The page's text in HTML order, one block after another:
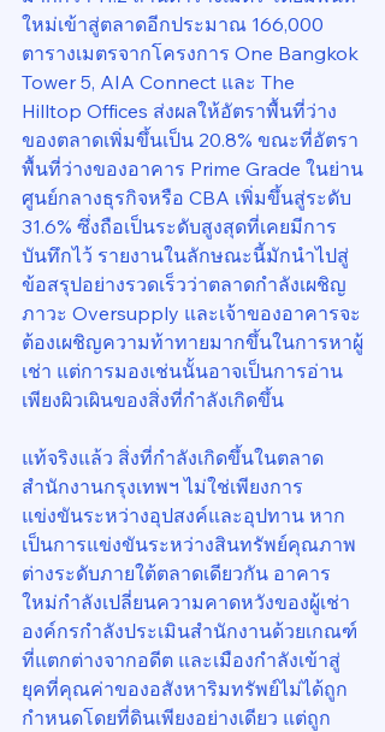
ใหม่เข้าสู่ตลาดอีกประมาณ 166,000
ตารางเมตรจากโครงการ One Bangkok
Tower 5, AIA Connect และ The
Hilltop Offices ส่งผลให้อัตราพื้นที่ว่าง
ของตลาดเพิ่มขึ้นเป็น 20.8% ขณะที่อัตรา
พื้นที่ว่างของอาคาร Prime Grade ในย่าน
ศูนย์กลางธุรกิจหรือ CBA เพิ่มขึ้นสู่ระดับ
31.6% ซึ่งถือเป็นระดับสูงสุดที่เคยมีการ
บันทึกไว้ รายงานในลักษณะนี้มักนำไปสู่
ข้อสรุปอย่างรวดเร็วว่าตลาดกำลังเผชิญ
ภาวะ Oversupply และเจ้าของอาคารจะ
ต้องเผชิญความท้าทายมากขึ้นในการหาผู้
เช่า แต่การมองเช่นนั้นอาจเป็นการอ่าน
เพียงผิวเผินของสิ่งที่กำลังเกิดขึ้น
แท้จริงแล้ว สิ่งที่กำลังเกิดขึ้นในตลาด
สำนักงานกรุงเทพฯ ไม่ใช่เพียงการ
แข่งขันระหว่างอุปสงค์และอุปทาน หาก
เป็นการแข่งขันระหว่างสินทรัพย์คุณภาพ
ต่างระดับภายใต้ตลาดเดียวกัน อาคาร
ใหม่กำลังเปลี่ยนความคาดหวังของผู้เช่า
องค์กรกำลังประเมินสำนักงานด้วยเกณฑ์
ที่แตกต่างจากอดีต และเมืองกำลังเข้าสู่
ยุคที่คุณค่าของอสังหาริมทรัพย์ไม่ได้ถูก
กำหนดโดยที่ดินเพียงอย่างเดียว แต่ถูก